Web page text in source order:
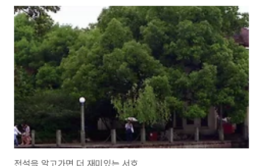
문했습니다. 영은사(중국어 정체: 靈隐寺, 간체: 灵隐寺, 병음: Língyǐn Sì)는
중국 저장 성 항저우의 북서쪽에 있는 선종 사찰입니다. 영은사는 무림산(武林
山)에 있는 몇몇 사원들 중 가장 크며, 비래봉(飞来峰)에 있는 많은 동굴과 산
에는 종교적인 색채를 뛴 바위조각들이 늘려있다. 사찰의 이름은 글자 그래로
영이 쉬어가..